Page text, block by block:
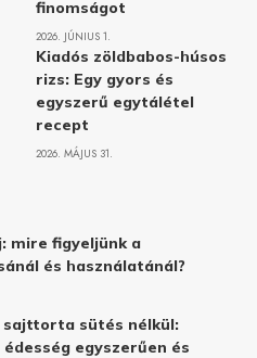
finomságot
2026. JÚNIUS 1.
Kiadós zöldbabos-húsos
rizs: Egy gyors és
egyszerű egytálétel
recept
2026. MÁJUS 31.
mire figyeljünk a
és használatánál?
sajttorta sütés nélkül:
egyszerűen és